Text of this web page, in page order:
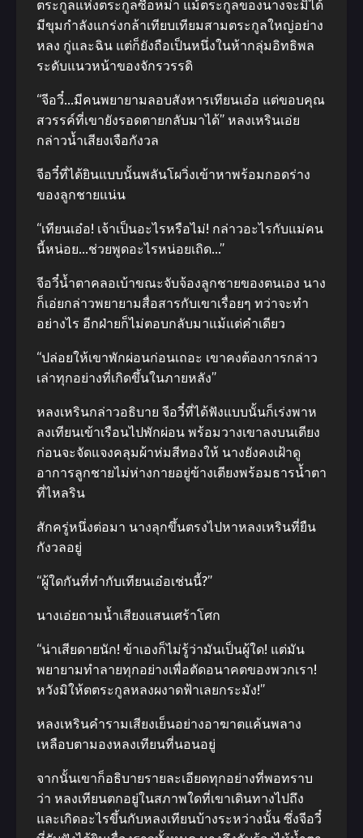
ตระกูลแห่งตระกูลซือหม่า แม้ตระกูลของนางจะมิได้
มีขุมกำลังแกร่งกล้าเทียบเทียมสามตระกูลใหญ่อย่าง
หลง กู่และฉิน แต่ก็ยังถือเป็นหนึ่งในห้ากลุ่มอิทธิพล
ระดับแนวหน้าของจักรวรรดิ
“จีอวี๋…มีคนพยายามลอบสังหารเทียนเอ๋อ แต่ขอบคุณ
สวรรค์ที่เขายังรอดตายกลับมาได้” หลงเหรินเอ่ย
กล่าวน้ำเสียงเจือกังวล
จีอวี๋ที่ได้ยินแบบนั้นพลันโผวิ่งเข้าหาพร้อมกอดร่าง
ของลูกชายแน่น
“เทียนเอ๋อ! เจ้าเป็นอะไรหรือไม่! กล่าวอะไรกับแม่คน
นี้หน่อย…ช่วยพูดอะไรหน่อยเถิด…”
จีอวี๋น้ำตาคลอเบ้าขณะจับจ้องลูกชายของตนเอง นาง
ก็เอ่ยกล่าวพยายามสื่อสารกับเขาเรื่อยๆ ทว่าจะทำ
อย่างไร อีกฝ่ายก็ไม่ตอบกลับมาแม้แต่คำเดียว
“ปล่อยให้เขาพักผ่อนก่อนเถอะ เขาคงต้องการกล่าว
เล่าทุกอย่างที่เกิดขึ้นในภายหลัง”
หลงเหรินกล่าวอธิบาย จีอวี๋ที่ได้ฟังแบบนั้นก็เร่งพาห
ลงเทียนเข้าเรือนไปพักผ่อน พร้อมวางเขาลงบนเตียง
ก่อนจะจัดแจงคลุมผ้าห่มสีทองให้ นางยังคงเฝ้าดู
อาการลูกชายไม่ห่างกายอยู่ข้างเตียงพร้อมธารน้ำตา
ที่ไหลริน
สักครู่หนึ่งต่อมา นางลุกขึ้นตรงไปหาหลงเหรินที่ยืน
กังวลอยู่
“ผู้ใดกันที่ทำกับเทียนเอ๋อเช่นนี้?”
นางเอ่ยถามน้ำเสียงแสนเศร้าโศก
“น่าเสียดายนัก! ข้าเองก็ไม่รู้ว่ามันเป็นผู้ใด! แต่มัน
พยายามทำลายทุกอย่างเพื่อตัดอนาคตของพวกเรา!
หวังมิให้ตตระกูลหลงผงาดฟ้าเลยกระมัง!”
หลงเหรินคำรามเสียงเย็นอย่างอาฆาตแค้นพลาง
เหลือบตามองหลงเทียนที่นอนอยู่
จากนั้นเขาก็อธิบายรายละเอียดทุกอย่างที่พอทราบ
ว่า หลงเทียนตกอยู่ในสภาพใดที่เขาเดินทางไปถึง
และเกิดอะไรขึ้นกับหลงเทียนบ้างระหว่างนั้น ซึ่งจีอวี๋